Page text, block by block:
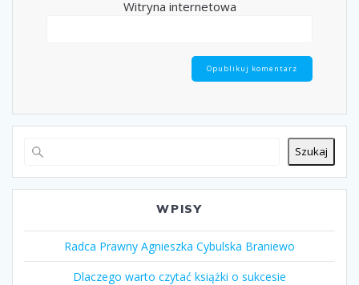
Witryna internetowa
Szukaj
WPISY
Radca Prawny Agnieszka Cybulska Braniewo
Dlaczego warto czytać książki o sukcesie